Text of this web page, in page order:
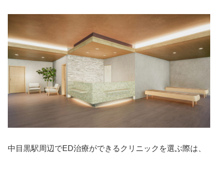
中目黒駅周辺でED治療ができるクリニックを選ぶ際は、